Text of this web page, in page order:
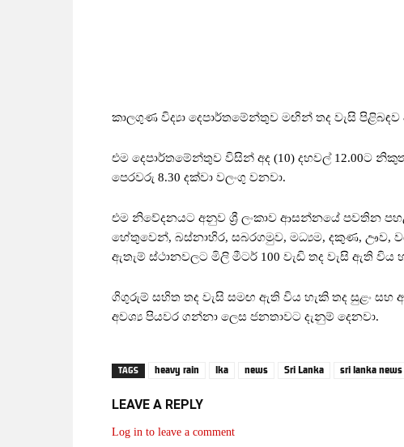
කාලගුණ විද්‍යා දෙපාර්තමේන්තුව මඟින් තද වැසි
එම දෙපාර්තමේන්තුව විසින් අද (10) දහවල් 12.00ට
පෙරවරු 8.30 දක්වා වලංගු වනවා.
එම නිවේදනයට අනුව ශ්‍රී ලංකාව ආසන්නයේ පවතින
හේතුවෙන්, බස්නාහිර, සබරගමුව, මධ්‍යම, දකුණ, ඌව,
ඇතැම් ස්ථානවලට මිලි මීටර් 100 වැඩි තද වැසි ඇති විය
ගිගුරුම් සහිත තද වැසි සමඟ ඇති විය හැකි තද සුළං
අවශ්‍ය පියවර ගන්නා ලෙස ජනතාවට දැනුම් දෙනවා.
TAGS heavy rain lka news Sri Lanka sri lanka news
LEAVE A REPLY
Log in to leave a comment